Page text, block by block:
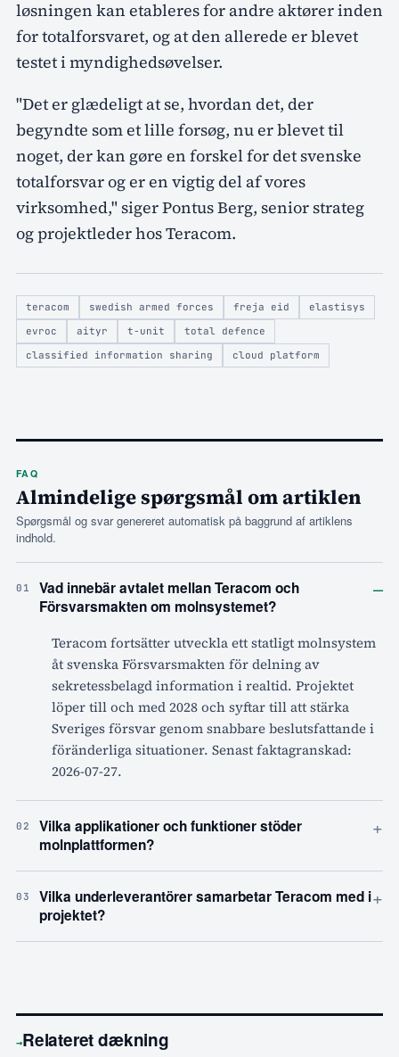
løsningen kan etableres for andre aktører inden
for totalforsvaret, og at den allerede er blevet
testet i myndighedsøvelser.
"Det er glædeligt at se, hvordan det, der
begyndte som et lille forsøg, nu er blevet til
noget, der kan gøre en forskel for det svenske
totalforsvar og er en vigtig del af vores
virksomhed," siger Pontus Berg, senior strateg
og projektleder hos Teracom.
teracom swedish armed forces freja eid
elastisys
evroc
aityr t-unit
total defence
classified information sharing
cloud platform
FAQ
Almindelige spørgsmål om artiklen
Spørgsmål og svar genereret automatisk på baggrund af artiklens
indhold.
01
Vad innebär avtalet mellan Teracom och
Försvarsmakten om molnsystemet?
–
Teracom fortsätter utveckla ett statligt molnsystem
åt svenska Försvarsmakten för delning av
sekretessbelagd information i realtid. Projektet
löper till och med 2028 och syftar till att stärka
Sveriges försvar genom snabbare beslutsfattande i
föränderliga situationer. Senast faktagranskad:
2026-07-27.
02
Vilka applikationer och funktioner stöder
molnplattformen?
+
03
Vilka underleverantörer samarbetar Teracom med i
projektet?
+
→Relateret dækning